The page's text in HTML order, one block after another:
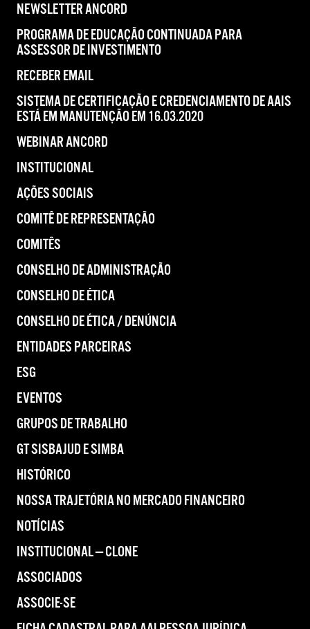
NEWSLETTER ANCORD
PROGRAMA DE EDUCAÇÃO CONTINUADA PARA
ASSESSOR DE INVESTIMENTO
RECEBER EMAIL
SISTEMA DE CERTIFICAÇÃO E CREDENCIAMENTO DE AAIS
ESTÁ EM MANUTENÇÃO EM 16.03.2020
WEBINAR ANCORD
INSTITUCIONAL
AÇÕES SOCIAIS
COMITÊ DE REPRESENTAÇÃO
COMITÊS
CONSELHO DE ADMINISTRAÇÃO
CONSELHO DE ÉTICA
CONSELHO DE ÉTICA / DENÚNCIA
ENTIDADES PARCEIRAS
ESG
EVENTOS
GRUPOS DE TRABALHO
GT SISBAJUD E SIMBA
HISTÓRICO
NOSSA TRAJETÓRIA NO MERCADO FINANCEIRO
NOTÍCIAS
INSTITUCIONAL — CLONE
ASSOCIADOS
ASSOCIE-SE